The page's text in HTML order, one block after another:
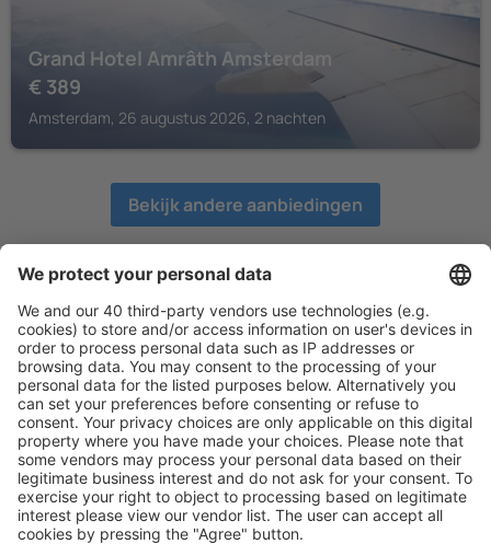
Grand Hotel Amrâth Amsterdam
€ 389
Amsterdam, 26 augustus 2026, 2 nachten
Bekijk andere aanbiedingen
eSky.nl – Goedkope hotels in Nederland
en in het buitenland - Hotelboeking
Op zoek naar een vakantie appartement? Misschien gaat
uw voorkeur uit naar goedkope hotelaanbiedingen?
Bekijk onze hotel-zoekmachine! Ga op zoek naar meer
dan 1,3 miljoen accommodaties van over de hele wereld -
eSky biedt zoveel meer dan hotels. Maak een keuze uit de
allerbeste vakantie-appartementen, hostels, pensions,
aparthotels en andere accommodaties wereldwijd. Onze
gebruikers zijn gek op onze ruime keuze aan
bestemmingen en onze eenvoudige zoekhulpmiddelen.